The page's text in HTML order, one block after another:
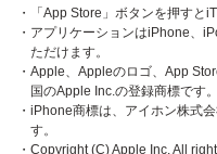
・「App Store」ボタンを押すと
・アプリケーションはiPhone、
ただけます。
・Apple、Appleのロゴ、App
国のApple Inc.の登録商標です。
・iPhone商標は、アイホン株式
す。
・Copyright (C) Apple Inc. All